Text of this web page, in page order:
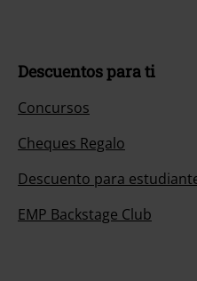
Descuentos para ti
Concursos
Cheques Regalo
Descuento para
EMP Backstage Club